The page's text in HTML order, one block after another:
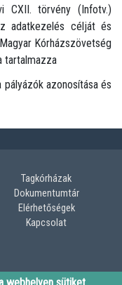
CXII. törvény (Infotv.)
adatkezelés célját és
Kórházszövetség
tartalmazza
azonosítása és
Tagkórházak
Dokumentumtár
Elérhetőségek
Kapcsolat